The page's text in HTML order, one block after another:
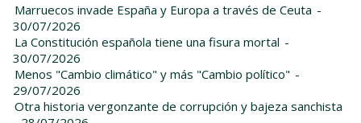
Marruecos invade España y Europa a través de Ceuta -
30/07/2026
La Constitución española tiene una fisura mortal -
30/07/2026
Menos "Cambio climático" y más "Cambio político" -
29/07/2026
Otra historia vergonzante de corrupción y bajeza sanchista